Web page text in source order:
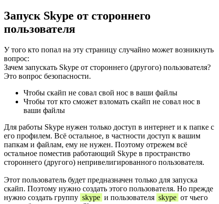
Запуск Skype от стороннего
пользователя
У того кто попал на эту страницу случайно может возникнуть
вопрос:
Зачем запускать Skype от стороннего (другого) пользователя?
Это вопрос безопасности.
Чтобы скайп не совал свой нос в ваши файлы
Чтобы тот кто сможет взломать скайп не совал нос в
ваши файлы
Для работы Skype нужен только доступ в интернет и к папке с
его профилем. Всё остальное, в частности доступ к вашим
папкам и файлам, ему не нужен. Поэтому отрежем всё
остальное поместив работающий Skype в пространство
стороннего (другого) непривелигированного пользователя.
Этот пользователь будет предназначен только для запуска
скайп. Поэтому нужно создать этого пользователя. Но прежде
нужно создать группу skype и пользователя skype от чьего